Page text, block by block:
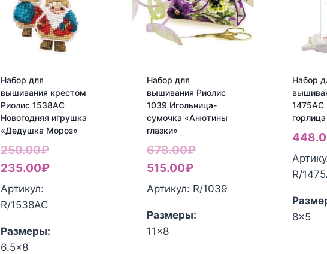
Набор для
вышивания крестом
Риолис 1538АС
Новогодняя игрушка
«Дедушка Мороз»
250.00₽Первоначальная
цена
235.00₽Текущая
Артикул:
R/1538АС
Размеры:
6.5x8
Набор для
вышивания Риолис
1039 Игольница-
сумочка «Анютины
глазки»
678.00₽Первоначальная
составляла
515.00₽Текущая
цена:
Артикул: R/1039
Размеры:
11x8
Набор
1475АС
горлица
R/
8x5